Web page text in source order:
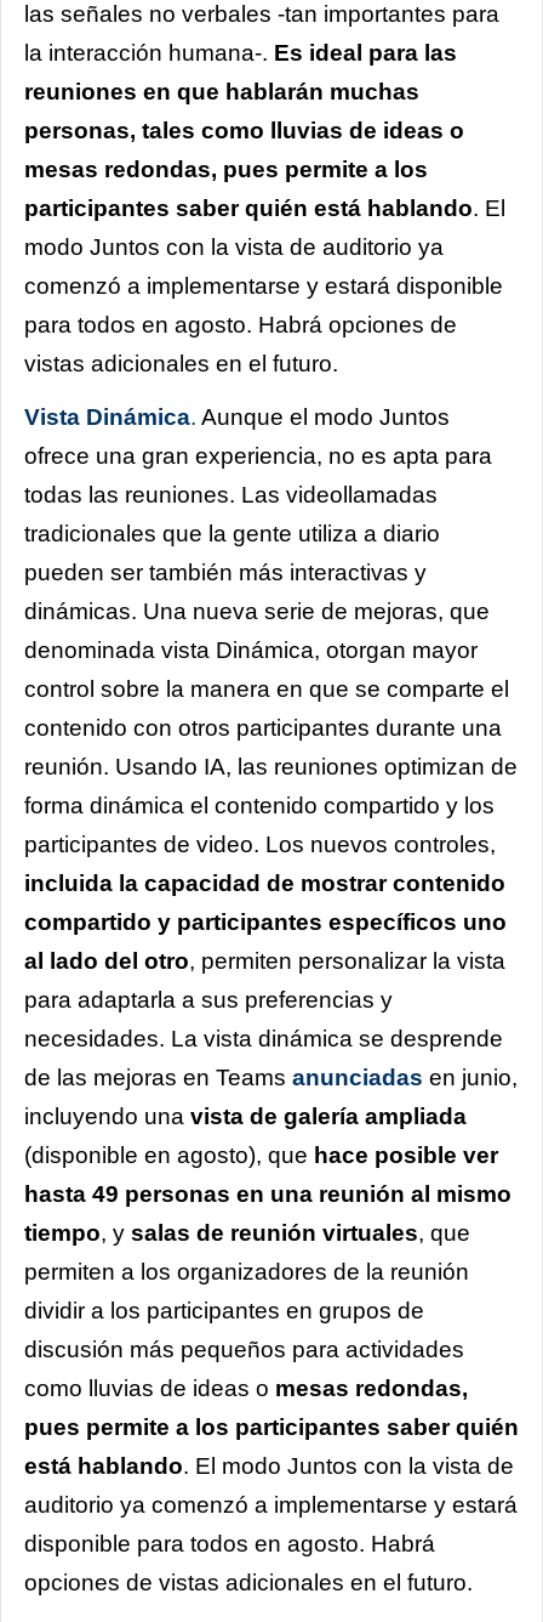
las señales no verbales -tan importantes para
la interacción humana-. Es ideal para las
reuniones en que hablarán muchas
personas, tales como lluvias de ideas o
mesas redondas, pues permite a los
participantes saber quién está hablando. El
modo Juntos con la vista de auditorio ya
comenzó a implementarse y estará disponible
para todos en agosto. Habrá opciones de
vistas adicionales en el futuro.
Vista Dinámica. Aunque el modo Juntos
ofrece una gran experiencia, no es apta para
todas las reuniones. Las videollamadas
tradicionales que la gente utiliza a diario
pueden ser también más interactivas y
dinámicas. Una nueva serie de mejoras, que
denominada vista Dinámica, otorgan mayor
control sobre la manera en que se comparte el
contenido con otros participantes durante una
reunión. Usando IA, las reuniones optimizan de
forma dinámica el contenido compartido y los
participantes de video. Los nuevos controles,
incluida la capacidad de mostrar contenido
compartido y participantes específicos uno
al lado del otro, permiten personalizar la vista
para adaptarla a sus preferencias y
necesidades. La vista dinámica se desprende
de las mejoras en Teams anunciadas en junio,
incluyendo una vista de galería ampliada
(disponible en agosto), que hace posible ver
hasta 49 personas en una reunión al mismo
tiempo, y salas de reunión virtuales, que
permiten a los organizadores de la reunión
dividir a los participantes en grupos de
discusión más pequeños para actividades
como lluvias de ideas o mesas redondas,
pues permite a los participantes saber quién
está hablando. El modo Juntos con la vista de
auditorio ya comenzó a implementarse y estará
disponible para todos en agosto. Habrá
opciones de vistas adicionales en el futuro.